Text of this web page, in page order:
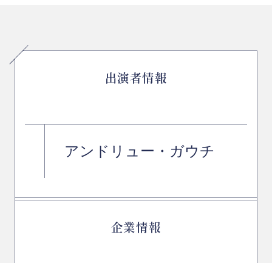
出演者情報
アンドリュー・ガウチ
企業情報